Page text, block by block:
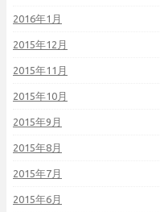
2016年1月
2015年12月
2015年11月
2015年10月
2015年9月
2015年8月
2015年7月
2015年6月